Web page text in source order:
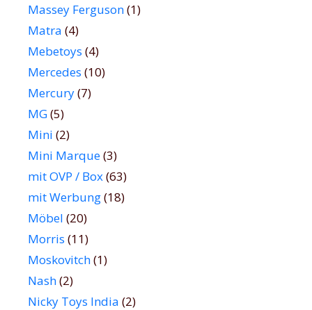
Massey Ferguson(1)
Matra (4)
Mebetoys (4)
Mercedes (10)
Mercury(7)
MG(5)
Mini (2)
Mini Marque(3)
mit OVP / Box(63)
mit Werbung(18)
Möbel (20)
Morris (11)
Moskovitch(1)
Nash(2)
Nicky Toys India (2)